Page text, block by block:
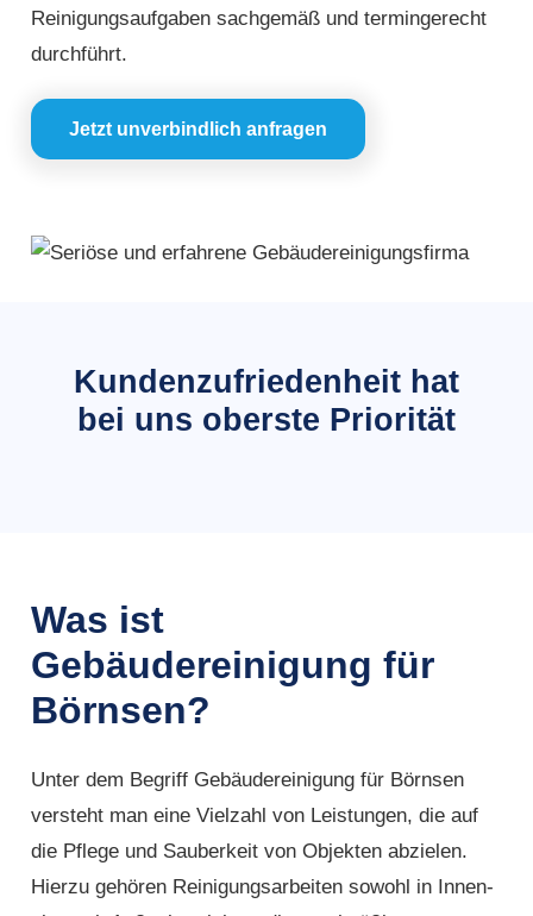
Reinigungsaufgaben sachgemäß und termingerecht
durchführt.
Jetzt unverbindlich anfragen
Kundenzufriedenheit hat
bei uns oberste Priorität
Was ist
Gebäudereinigung für
Börnsen?
Unter dem Begriff Gebäudereinigung für Börnsen
versteht man eine Vielzahl von Leistungen, die auf
die Pflege und Sauberkeit von Objekten abzielen.
Hierzu gehören Reinigungsarbeiten sowohl in Innen-